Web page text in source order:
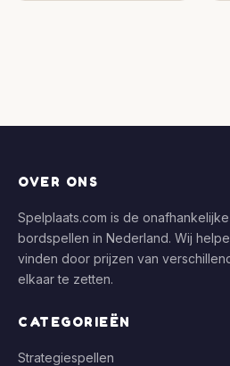
OVER ONS
Spelplaats.com is de
bordspellen in Nederland. Wij
vinden door prijzen van
elkaar te zetten.
CATEGORIEËN
Strategiespellen